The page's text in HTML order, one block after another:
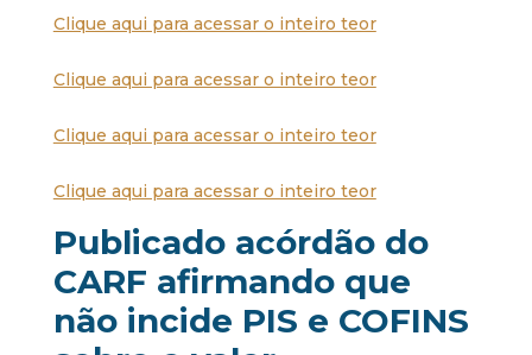
Clique aqui para acessar o inteiro teor
Clique aqui para acessar o inteiro teor
Clique aqui para acessar o inteiro teor
Clique aqui para acessar o inteiro teor
Publicado acórdão do
CARF afirmando que
não incide PIS e COFINS